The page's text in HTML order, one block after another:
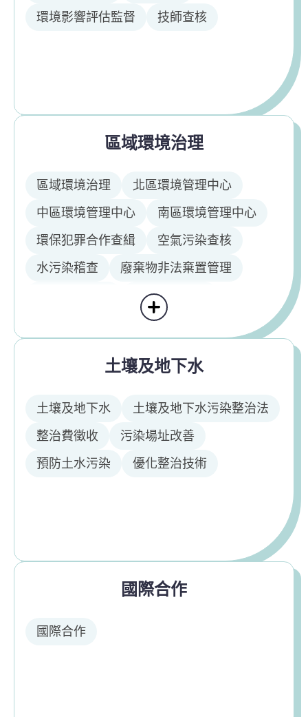
環境影響評估監督
技師查核
區域環境治理
區域環境治理
北區環境管理中心
中區環境管理中心
南區環境管理中心
環保犯罪合作查緝
空氣污染查核
水污染稽查
廢棄物非法棄置管理
環保設施管理
與縣市環保局聯繫會報
顯示更多區域環境治理
土壤及地下水
土壤及地下水
土壤及地下水污染整治法
整治費徵收
污染場址改善
預防土水污染
優化整治技術
國際合作
國際合作